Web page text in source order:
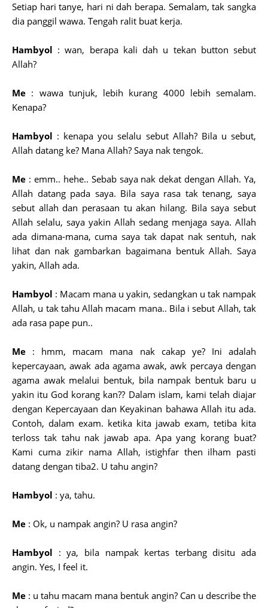
Setiap hari tanye, hari ni dah berapa. Semalam, tak sangka
dia panggil wawa. Tengah ralit buat kerja.
Hambyol : wan, berapa kali dah u tekan button sebut
Allah?
Me : wawa tunjuk, lebih kurang 4000 lebih semalam.
Kenapa?
Hambyol : kenapa you selalu sebut Allah? Bila u sebut,
Allah datang ke? Mana Allah? Saya nak tengok.
Me : emm.. hehe.. Sebab saya nak dekat dengan Allah. Ya,
Allah datang pada saya. Bila saya rasa tak tenang, saya
sebut allah dan perasaan tu akan hilang. Bila saya sebut
Allah selalu, saya yakin Allah sedang menjaga saya. Allah
ada dimana-mana, cuma saya tak dapat nak sentuh, nak
lihat dan nak gambarkan bagaimana bentuk Allah. Saya
yakin, Allah ada.
Hambyol : Macam mana u yakin, sedangkan u tak nampak
Allah, u tak tahu Allah macam mana.. Bila i sebut Allah, tak
ada rasa pape pun..
Me : hmm, macam mana nak cakap ye? Ini adalah
kepercayaan, awak ada agama awak, awk percaya dengan
agama awak melalui bentuk, bila nampak bentuk baru u
yakin itu God korang kan?? Dalam islam, kami telah diajar
dengan Kepercayaan dan Keyakinan bahawa Allah itu ada.
Contoh, dalam exam. ketika kita jawab exam, tetiba kita
terloss tak tahu nak jawab apa. Apa yang korang buat?
Kami cuma zikir nama Allah, istighfar then ilham pasti
datang dengan tiba2. U tahu angin?
Hambyol : ya, tahu.
Me : Ok, u nampak angin? U rasa angin?
Hambyol : ya, bila nampak kertas terbang disitu ada
angin. Yes, I feel it.
Me : u tahu macam mana bentuk angin? Can u describe the